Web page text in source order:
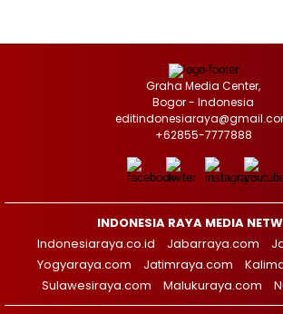
Graha Media Center,
Bogor - Indonesia
+62855-7777888
INDONESIA RAYA MEDIA
Indonesiaraya.co.id
Jabarraya.com
Yogyaraya.com
Jatimraya.com
Sulawesiraya.com
Malukuraya.com